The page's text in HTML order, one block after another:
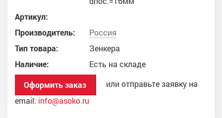
Артикул:
Производитель:
Россия
Тип товара:
Зенкера
Наличие:
Есть на складе
Оформить заказ
или отправьте заявку на
email: info@asoko.ru